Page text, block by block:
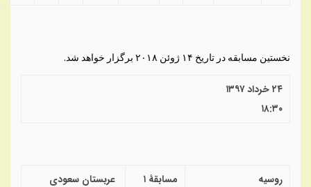
نخستین مسابقه در تاریخ ۱۴ ژوئن ۲۰۱۸ برگزار خواهد شد.
۲۴ خرداد ۱۳۹۷
۱۸:۳۰
روسیه مسابقهٔ ۱ عربستان سعودی